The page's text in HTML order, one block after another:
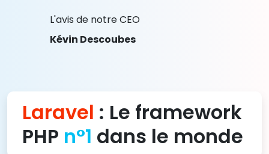
L'avis de notre CEO
Kévin Descoubes
Laravel : Le framework
PHP n°1 dans le monde